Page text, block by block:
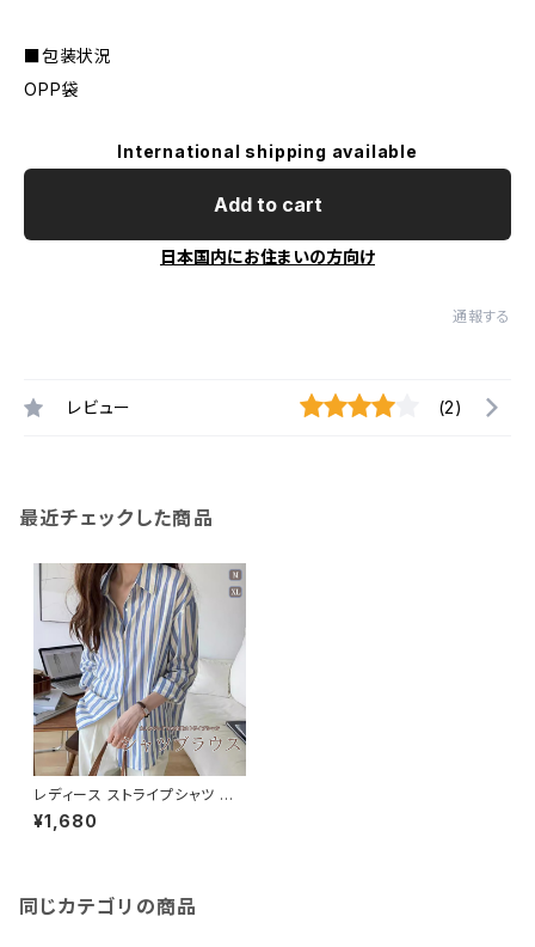
■包装状況
OPP袋
International shipping available
Add to cart
日本国内にお住まいの方向け
通報する
レビュー (2)
最近チェックした商品
レディース ストライプシャツ さ
らっと長袖 ロング丈シャツ ブラ
ウス 体型カバー オフィス おしゃ
¥1,680
同じカテゴリの商品